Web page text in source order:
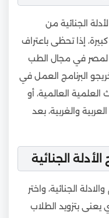
الجنائية من
إذا تحظى باعتراف
لمصر في مجال الطب
البرنامج العمل في
العلمية العالمية، أو
والغربية، بعد
الجنائية
الجنائية، واختر
يعنى بتزويد الطلاب